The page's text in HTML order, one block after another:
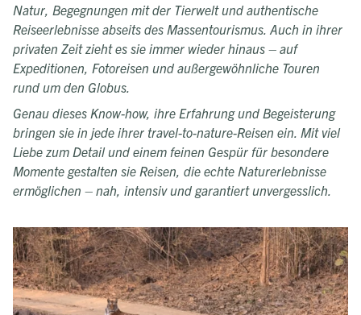
Natur, Begegnungen mit der Tierwelt und authentische
Reiseerlebnisse abseits des Massentourismus. Auch in ihrer
privaten Zeit zieht es sie immer wieder hinaus – auf
Expeditionen, Fotoreisen und außergewöhnliche Touren
rund um den Globus.
Genau dieses Know-how, ihre Erfahrung und Begeisterung
bringen sie in jede ihrer travel-to-nature-Reisen ein. Mit viel
Liebe zum Detail und einem feinen Gespür für besondere
Momente gestalten sie Reisen, die echte Naturerlebnisse
ermöglichen – nah, intensiv und garantiert unvergesslich.